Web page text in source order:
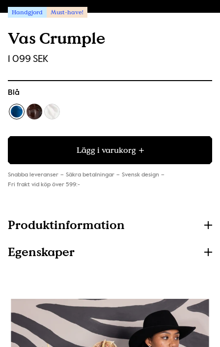
Vas Crumple
Handgjord Must-have!
1 099 SEK
Blå
Lägg i varukorg
Snabba leveranser Säkra betalningar
Svensk design
Fri frakt vid köp över 599:-
Produktinformation
Egenskaper